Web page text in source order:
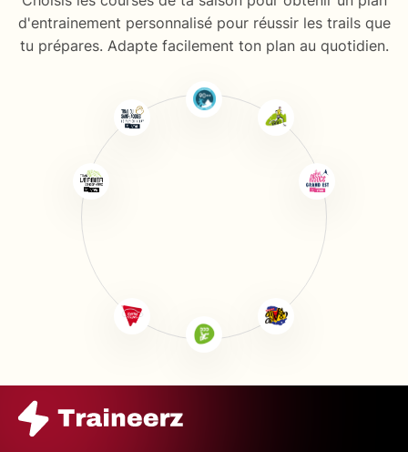
d'entrainement personnalisé pour réussir les trails que
tu prépares. Adapte facilement ton plan au quotidien.